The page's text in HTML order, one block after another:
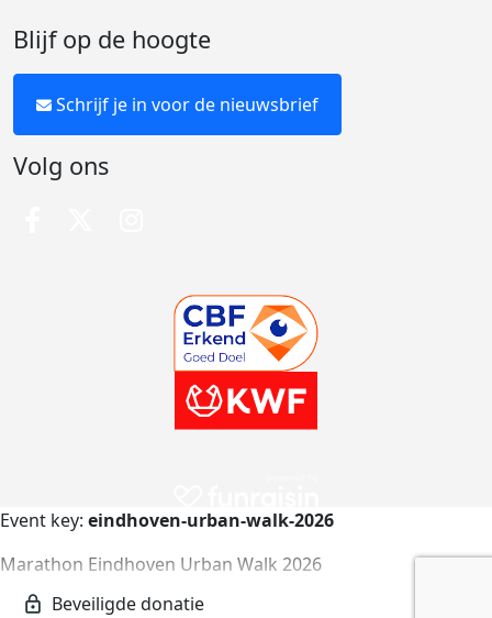
Blijf op de hoogte
Schrijf je in voor de nieuwsbrief
Volg ons
Event key: eindhoven-urban-walk-2026
Marathon Eindhoven Urban Walk 2026
eindhoven-urban-walk-2026